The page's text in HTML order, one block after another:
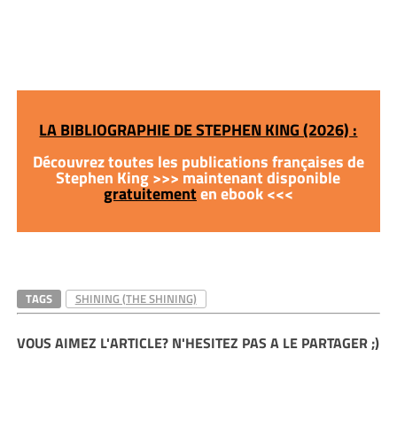
LA BIBLIOGRAPHIE DE STEPHEN KING (2026) :
Découvrez toutes les publications françaises de
Stephen King >>> maintenant disponible
gratuitementen ebook <<<
TAGS SHINING (THE SHINING)
VOUS AIMEZ L'ARTICLE? N'HESITEZ PAS A LE PARTAGER ;)